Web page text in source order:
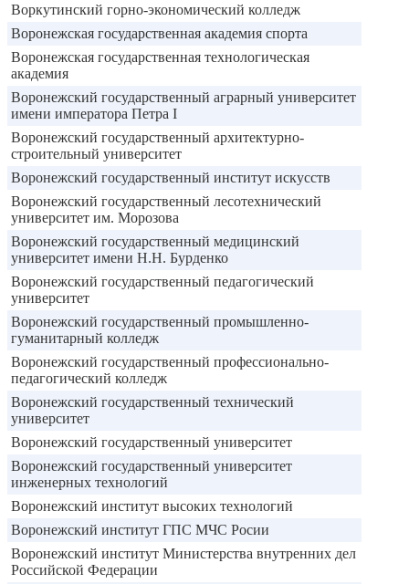
Воркутинский горно-экономический колледж
Воронежская государственная академия спорта
Воронежская государственная технологическая
академия
Воронежский государственный аграрный университет
имени императора Петра I
Воронежский государственный архитектурно-
строительный университет
Воронежский государственный институт искусств
Воронежский государственный лесотехнический
университет им. Морозова
Воронежский государственный медицинский
университет имени Н.Н. Бурденко
Воронежский государственный педагогический
университет
Воронежский государственный промышленно-
гуманитарный колледж
Воронежский государственный профессионально-
педагогический колледж
Воронежский государственный технический
университет
Воронежский государственный университет
Воронежский государственный университет
инженерных технологий
Воронежский институт высоких технологий
Воронежский институт ГПС МЧС Росии
Воронежский институт Министерства внутренних дел
Российской Федерации